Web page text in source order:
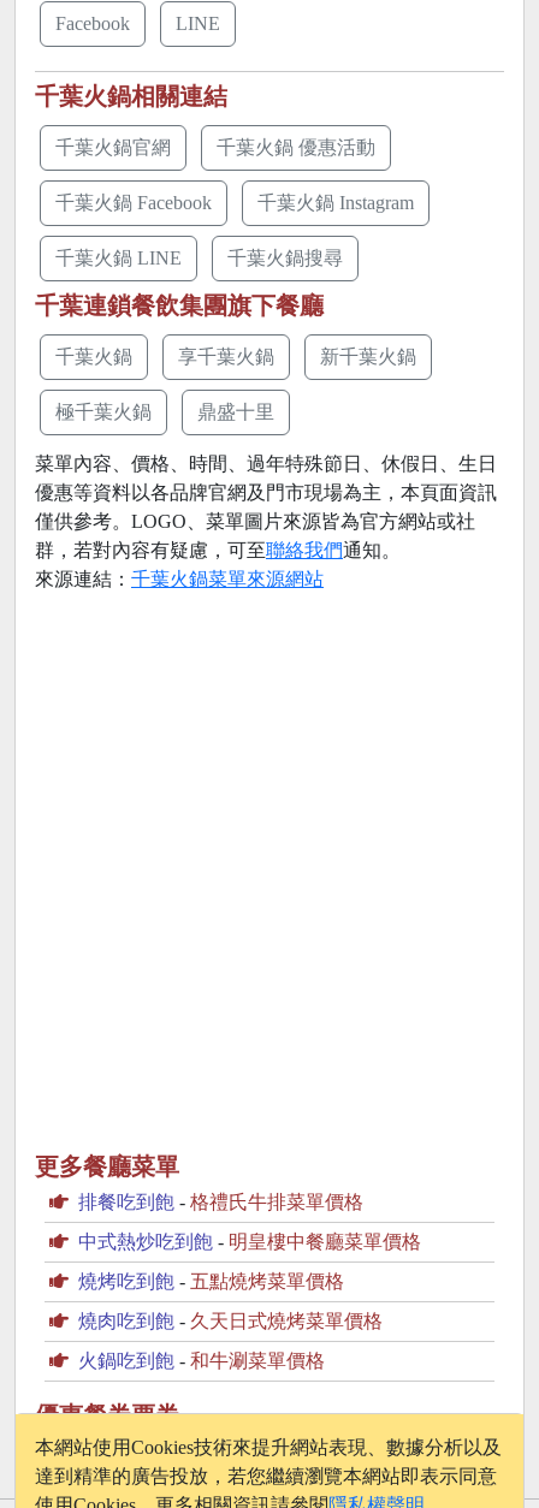
Facebook LINE
千葉火鍋相關連結
千葉火鍋官網 千葉火鍋 優惠活動
千葉火鍋 Facebook 千葉火鍋 Instagram
千葉火鍋 LINE 千葉火鍋搜尋
千葉連鎖餐飲集團旗下餐廳
千葉火鍋 享千葉火鍋 新千葉火鍋
極千葉火鍋 鼎盛十里
菜單內容、價格、時間、過年特殊節日、休假日、生日
優惠等資料以各品牌官網及門市現場為主，本頁面資訊
僅供參考。LOGO、菜單圖片來源皆為官方網站或社
群，若對內容有疑慮，可至聯絡我們通知。
來源連結： 千葉火鍋菜單來源網站
更多餐廳菜單
排餐吃到飽 - 格禮氏牛排菜單價格
中式熱炒吃到飽 - 明皇樓中餐廳菜單價格
燒烤吃到飽 - 五點燒烤菜單價格
燒肉吃到飽 - 久天日式燒烤菜單價格
火鍋吃到飽 - 和牛涮菜單價格
優惠餐券票券
Klook.com
本網站使用Cookies技術來提升網站表現、數據分析以及
達到精準的廣告投放，若您繼續瀏覽本網站即表示同意